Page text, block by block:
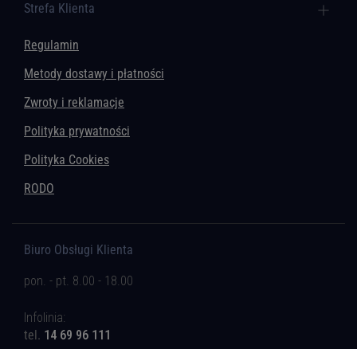
Strefa Klienta
Regulamin
Metody dostawy i płatności
Zwroty i reklamacje
Polityka prywatności
Polityka Cookies
RODO
Biuro Obsługi Klienta
pon. - pt. 8.00 - 18.00
Infolinia:
tel. 14 69 96 111